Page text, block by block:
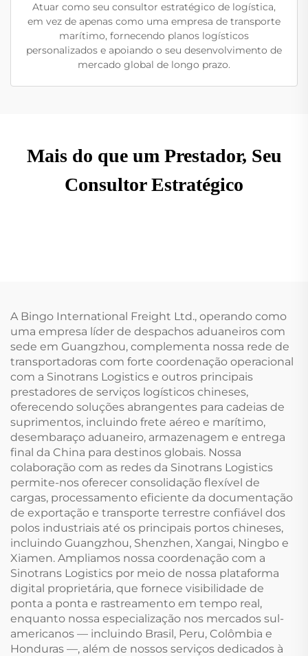
Atuar como seu consultor estratégico de logística,
em vez de apenas como uma empresa de transporte
marítimo, fornecendo planos logísticos
personalizados e apoiando o seu desenvolvimento de
mercado global de longo prazo.
Mais do que um Prestador, Seu
Consultor Estratégico
A Bingo International Freight Ltd., operando como
uma empresa líder de despachos aduaneiros com
sede em Guangzhou, complementa nossa rede de
transportadoras com forte coordenação operacional
com a Sinotrans Logistics e outros principais
prestadores de serviços logísticos chineses,
oferecendo soluções abrangentes para cadeias de
suprimentos, incluindo frete aéreo e marítimo,
desembaraço aduaneiro, armazenagem e entrega
final da China para destinos globais. Nossa
colaboração com as redes da Sinotrans Logistics
permite-nos oferecer consolidação flexível de
cargas, processamento eficiente da documentação
de exportação e transporte terrestre confiável dos
polos industriais até os principais portos chineses,
incluindo Guangzhou, Shenzhen, Xangai, Ningbo e
Xiamen. Ampliamos nossa coordenação com a
Sinotrans Logistics por meio de nossa plataforma
digital proprietária, que fornece visibilidade de
ponta a ponta e rastreamento em tempo real,
enquanto nossa especialização nos mercados sul-
americanos — incluindo Brasil, Peru, Colômbia e
Honduras —, além de nossos serviços dedicados à